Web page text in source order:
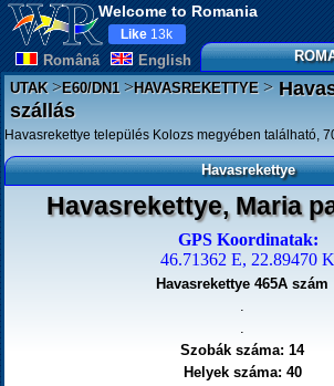
Welcome to Romania
Românã English
Like 13k
UTAK>E60/DN1>HAVASREKETTYE>
szállás
Havasrekettye település Kolozs megyében található,
Havasrekettye
Havasrekettye, Maria
GPS Koordinatak:
46.71362 E, 22.89470 K
Havasrekettye 465A szám
Szobák száma: 14
Helyek száma: 40